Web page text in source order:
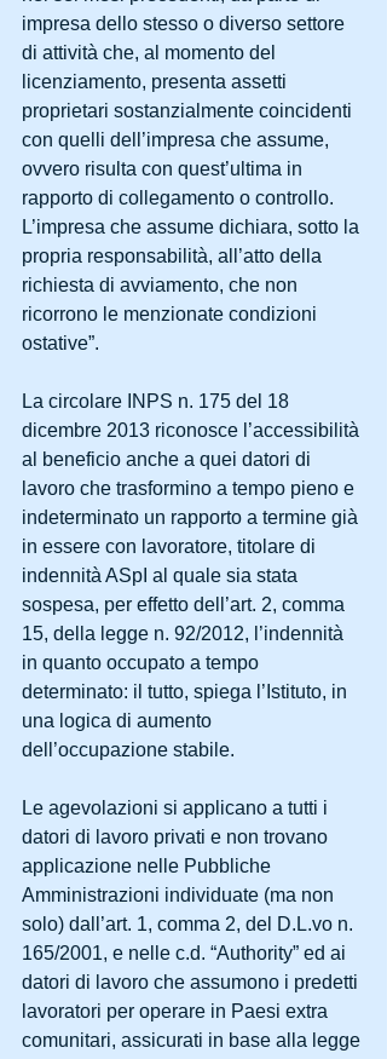
impresa dello stesso o diverso settore
di attività che, al momento del
licenziamento, presenta assetti
proprietari sostanzialmente coincidenti
con quelli dell’impresa che assume,
ovvero risulta con quest’ultima in
rapporto di collegamento o controllo.
L’impresa che assume dichiara, sotto la
propria responsabilità, all’atto della
richiesta di avviamento, che non
ricorrono le menzionate condizioni
ostative”.
La circolare INPS n. 175 del 18
dicembre 2013 riconosce l’accessibilità
al beneficio anche a quei datori di
lavoro che trasformino a tempo pieno e
indeterminato un rapporto a termine già
in essere con lavoratore, titolare di
indennità ASpI al quale sia stata
sospesa, per effetto dell’art. 2, comma
15, della legge n. 92/2012, l’indennità
in quanto occupato a tempo
determinato: il tutto, spiega l’Istituto, in
una logica di aumento
dell’occupazione stabile.
Le agevolazioni si applicano a tutti i
datori di lavoro privati e non trovano
applicazione nelle Pubbliche
Amministrazioni individuate (ma non
solo) dall’art. 1, comma 2, del D.L.vo n.
165/2001, e nelle c.d. “Authority” ed ai
datori di lavoro che assumono i predetti
lavoratori per operare in Paesi extra
comunitari, assicurati in base alla legge